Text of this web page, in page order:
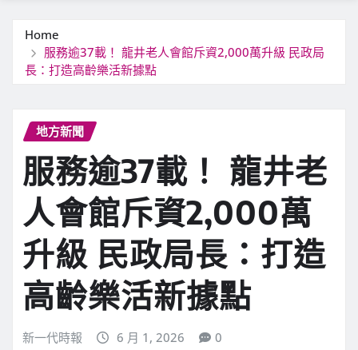
Home
服務逾37載！ 龍井老人會館斥資2,000萬升級 民政局
長：打造高齡樂活新據點
地方新聞
服務逾37載！ 龍井老
人會館斥資2,000萬
升級 民政局長：打造
高齡樂活新據點
新一代時報 6 月 1, 2026 0